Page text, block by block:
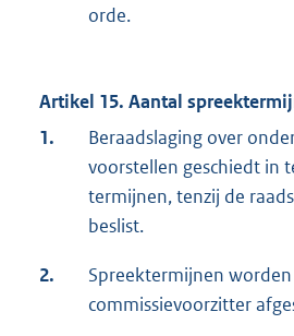
orde.
Artikel 15. Aantal
1.
Beraadslaging over
voorstellen geschiedt in
termijnen, tenzij de
beslist.
2.
Spreektermijnen
commissievoorzitter